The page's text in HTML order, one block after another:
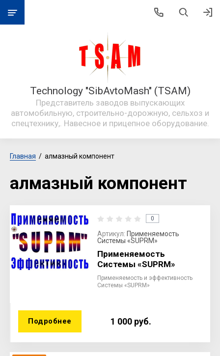
Technology "SibAvtoMash" (TSAM)
Представитель заводов выпускающих
автомобильную, строительно-дорожную, сельхоз и
спецтехнику,. Навесное и прицепное оборудование.
Главная
  /  алмазный компонент
алмазный компонент
0
Артикул: Применяемость
Системы «SUPRM»
Применяемость
Системы «SUPRM»
Применяемость и эффективность
Системы «SUPRM»
1 000 руб.
Подробнее